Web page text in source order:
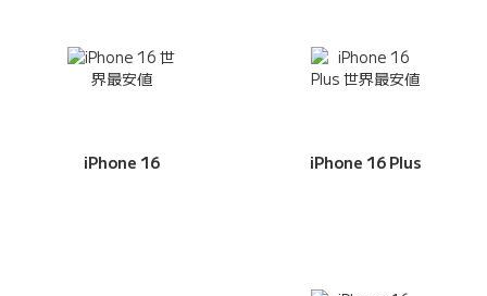
iPhone 16 iPhone 16 Plus